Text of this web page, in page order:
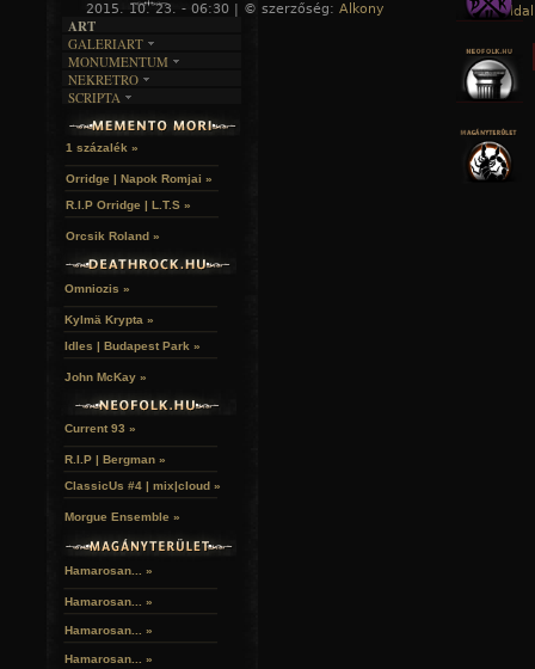
2015. 10. 23. - 06:30 | © szerzőség: Alkony « Főoldal
ART
GALERIART
ARTGALERI
KÉPREGÉNYEK
LAKÁSKULTS
MONUMENTUM
TEMETŐK
TEMPLOMOK
VÁRAK
HELYEK
NEKRETRO
SZUBKULT
FEKETE LYUK
RELIKVIÁK
SCRIPTA
NOVELLÁK
VERSEK
1 százalék »
Orridge | Napok Romjai »
R.I.P Orridge | L.T.S »
Orcsik Roland »
Omniozis »
Kylmä Krypta »
Idles | Budapest Park »
John McKay »
Current 93 »
R.I.P | Bergman »
ClassicUs #4 | mix|cloud »
Morgue Ensemble »
Hamarosan... »
Hamarosan... »
Hamarosan... »
Hamarosan... »